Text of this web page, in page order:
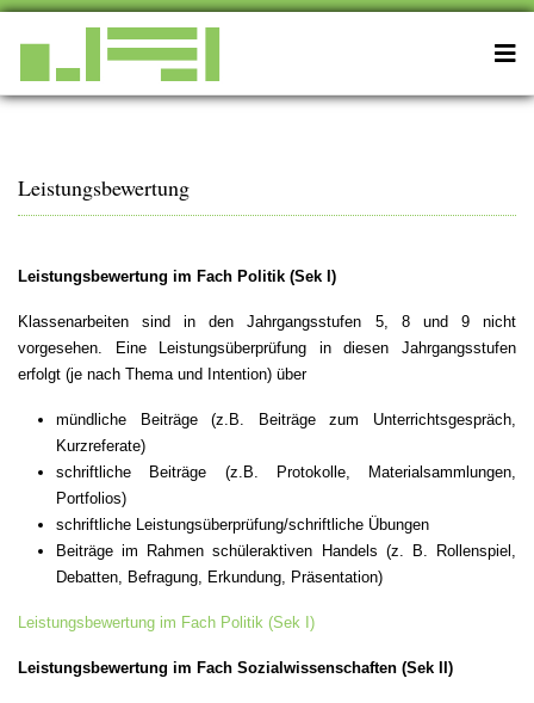
Leistungsbewertung
Leistungsbewertung im Fach Politik (Sek I)
Klassenarbeiten sind in den Jahrgangsstufen 5, 8 und 9 nicht
vorgesehen. Eine Leistungsüberprüfung in diesen Jahrgangsstufen
erfolgt (je nach Thema und Intention) über
mündliche Beiträge (z.B. Beiträge zum Unterrichtsgespräch,
Kurzreferate)
schriftliche Beiträge (z.B. Protokolle, Materialsammlungen,
Portfolios)
schriftliche Leistungsüberprüfung/schriftliche Übungen
Beiträge im Rahmen schüleraktiven Handels (z. B. Rollenspiel,
Debatten, Befragung, Erkundung, Präsentation)
Leistungsbewertung im Fach Politik (Sek I)
Leistungsbewertung im Fach Sozialwissenschaften (Sek II)